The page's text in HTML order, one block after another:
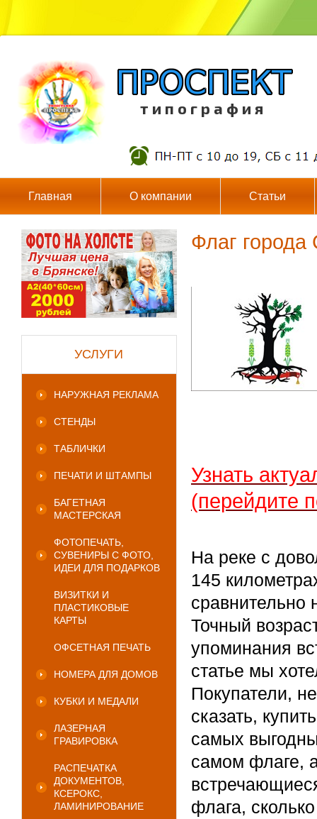
т и п о г р а ф и я
Главная О компании Статьи
УСЛУГИ
НАРУЖНАЯ РЕКЛАМА
СТЕНДЫ
ТАБЛИЧКИ
ПЕЧАТИ И ШТАМПЫ
БАГЕТНАЯ
МАСТЕРСКАЯ
ФОТОПЕЧАТЬ,
СУВЕНИРЫ С ФОТО,
ИДЕИ ДЛЯ ПОДАРКОВ
ВИЗИТКИ И
ПЛАСТИКОВЫЕ
КАРТЫ
ОФСЕТНАЯ ПЕЧАТЬ
НОМЕРА ДЛЯ ДОМОВ
КУБКИ И МЕДАЛИ
ЛАЗЕРНАЯ
ГРАВИРОВКА
РАСПЕЧАТКА
ДОКУМЕНТОВ,
КСЕРОКС,
ЛАМИНИРОВАНИЕ
Флаг города
Узнать
(перейдите
На реке с
145
Точный
упоминания
статье мы
Покупатели,
сказать,
самых
самом флаге,
флага,